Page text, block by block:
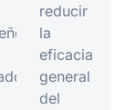
reducir
la
eficacia
general
del